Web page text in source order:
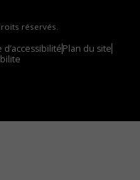
réservés.
Plan du site